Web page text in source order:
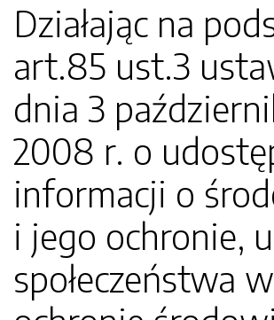
Działając na
art.85 ust.3
dnia 3
2008 r. o
informacji o
i jego ochronie,
społeczeństwa w